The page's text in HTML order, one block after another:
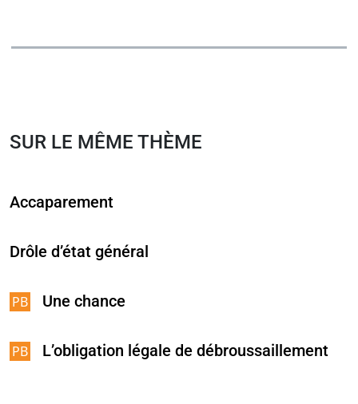
SUR LE MÊME THÈME
Accaparement
Drôle d’état général
Une chance
L’obligation légale de débroussaillement